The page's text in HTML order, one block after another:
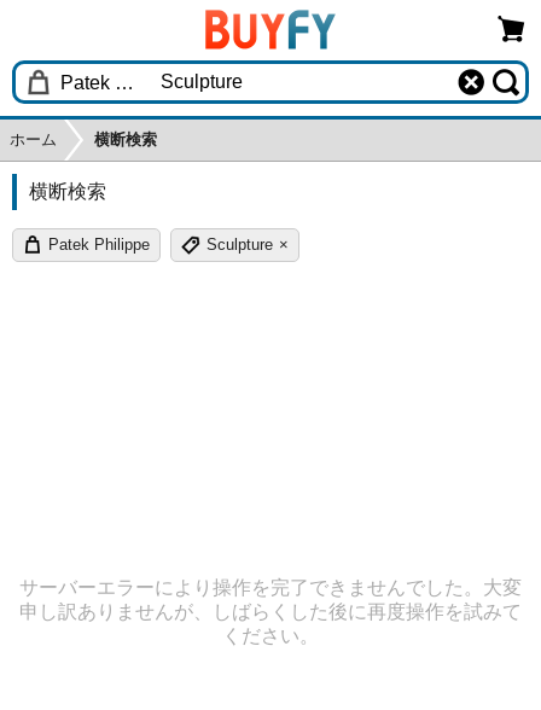
ホーム 横断検索
横断検索
Patek Philippe Sculpture ×
サーバーエラーにより操作を完了できませんでした。大変
申し訳ありませんが、しばらくした後に再度操作を試みて
ください。